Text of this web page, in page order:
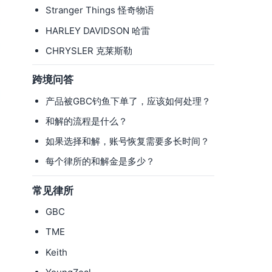
Stranger Things 怪奇物语
HARLEY DAVIDSON 哈雷
CHRYSLER 克莱斯勒
跨境问答
产品被GBC钓鱼下单了，应该如何处理？
和解的流程是什么？
如果选择和解，账号恢复需要多长时间？
每个律所的和解金是多少？
常见律所
GBC
TME
Keith